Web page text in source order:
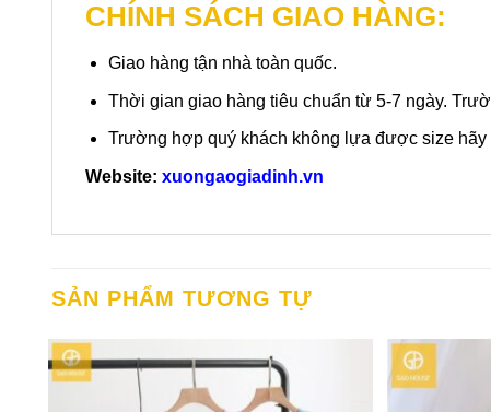
CHÍNH SÁCH GIAO HÀNG:
Giao hàng tận nhà toàn quốc.
Thời gian giao hàng tiêu chuẩn từ 5-7 ngày.
Trường hợp quý khách không lựa được size hãy
Website: xuongaogiadinh.vn
SẢN PHẨM TƯƠNG TỰ